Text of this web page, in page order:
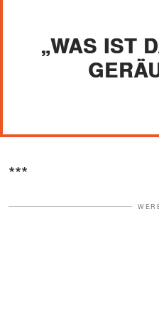
„WAS IST
***